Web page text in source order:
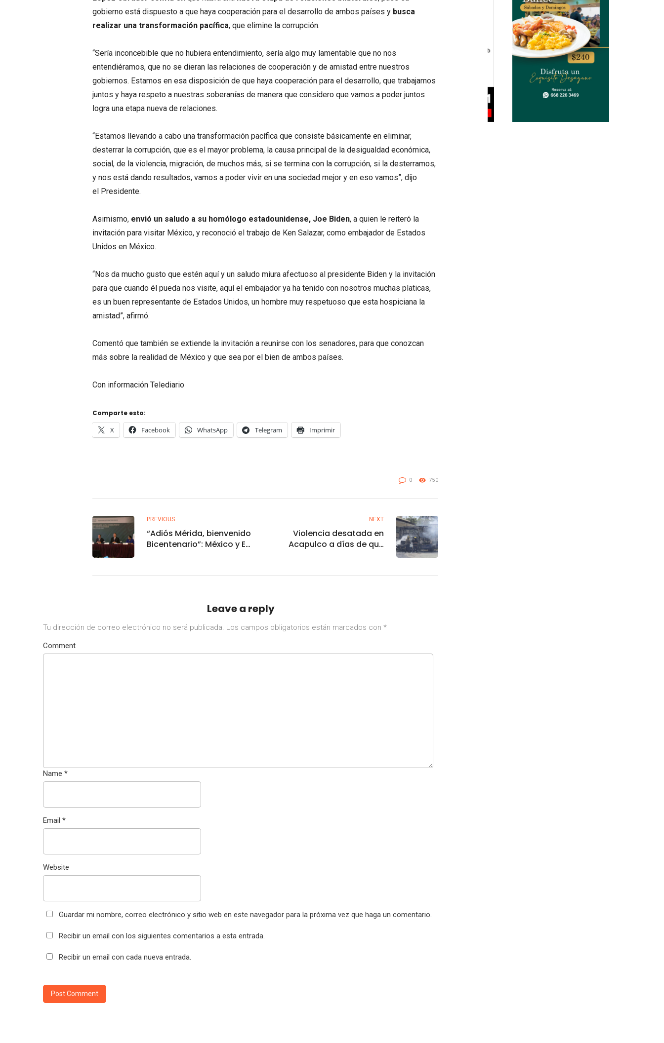
gobierno está dispuesto a que haya cooperación para el desarrollo de ambos países y busca
realizar una transformación pacífica, que elimine la corrupción.
“Sería inconcebible que no hubiera entendimiento, sería algo muy lamentable que no nos
entendiéramos, que no se dieran las relaciones de cooperación y de amistad entre nuestros
gobiernos. Estamos en esa disposición de que haya cooperación para el desarrollo, que trabajamos
juntos y haya respeto a nuestras soberanías de manera que considero que vamos a poder juntos
logra una etapa nueva de relaciones.
“Estamos llevando a cabo una transformación pacífica que consiste básicamente en eliminar,
desterrar la corrupción, que es el mayor problema, la causa principal de la desigualdad económica,
social, de la violencia, migración, de muchos más, si se termina con la corrupción, si la desterramos,
y nos está dando resultados, vamos a poder vivir en una sociedad mejor y en eso vamos”, dijo
el Presidente.
Asimismo, envió un saludo a su homólogo estadounidense, Joe Biden, a quien le reiteró la
invitación para visitar México, y reconoció el trabajo de Ken Salazar, como embajador de Estados
Unidos en México.
“Nos da mucho gusto que estén aquí y un saludo miura afectuoso al presidente Biden y la invitación
para que cuando él pueda nos visite, aquí el embajador ya ha tenido con nosotros muchas platicas,
es un buen representante de Estados Unidos, un hombre muy respetuoso que esta hospiciana la
amistad”, afirmó.
Comentó que también se extiende la invitación a reunirse con los senadores, para que conozcan
más sobre la realidad de México y que sea por el bien de ambos países.
Con información Telediario
Comparte esto:
X Facebook WhatsApp Telegram Imprimir
0 750
PREVIOUS
“Adiós Mérida, bienvenido
Bicentenario”: México y EU
NEXT
Violencia desatada en
Acapulco a días de que
Leave a reply
Tu dirección de correo electrónico no será publicada. Los campos obligatorios están marcados con *
Comment
Name *
Email *
Website
Guardar mi nombre, correo electrónico y sitio web en este navegador para la próxima vez que haga un comentario.
Recibir un email con los siguientes comentarios a esta entrada.
Recibir un email con cada nueva entrada.